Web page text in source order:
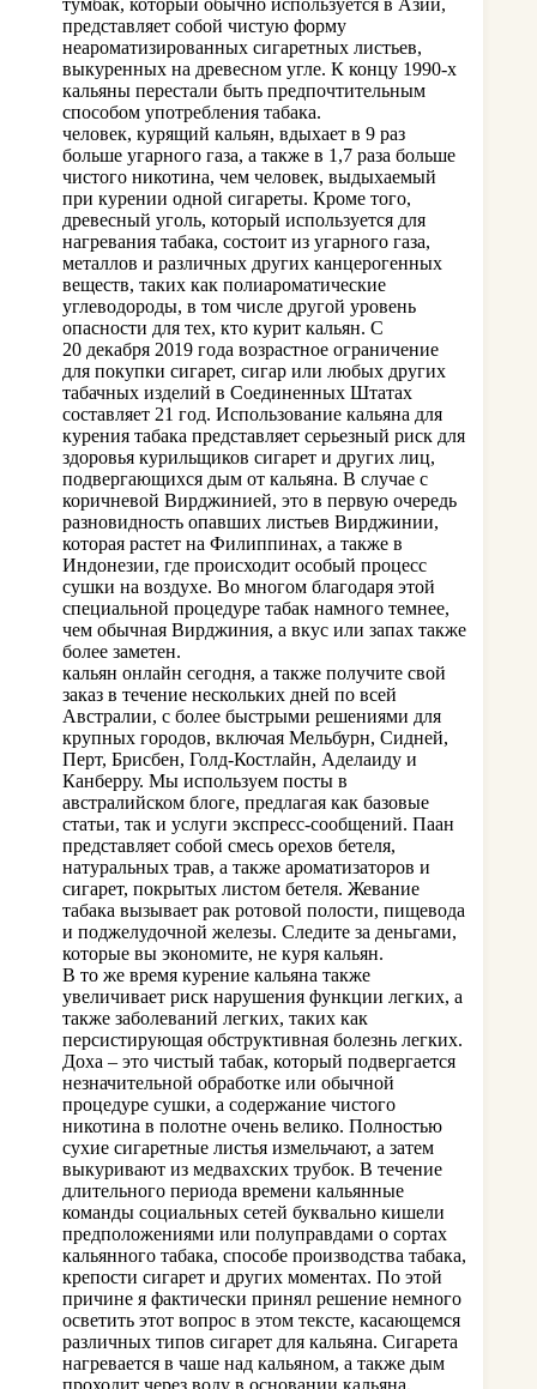
представляет собой чистую форму
неароматизированных сигаретных листьев,
выкуренных на древесном угле. К концу 1990-х
кальяны перестали быть предпочтительным
способом употребления табака.
человек, курящий кальян, вдыхает в 9 раз
больше угарного газа, а также в 1,7 раза больше
чистого никотина, чем человек, выдыхаемый
при курении одной сигареты. Кроме того,
древесный уголь, который используется для
нагревания табака, состоит из угарного газа,
металлов и различных других канцерогенных
веществ, таких как полиароматические
углеводороды, в том числе другой уровень
опасности для тех, кто курит кальян. С
20 декабря 2019 года возрастное ограничение
для покупки сигарет, сигар или любых других
табачных изделий в Соединенных Штатах
составляет 21 год. Использование кальяна для
курения табака представляет серьезный риск для
здоровья курильщиков сигарет и других лиц,
подвергающихся дым от кальяна. В случае с
коричневой Вирджинией, это в первую очередь
разновидность опавших листьев Вирджинии,
которая растет на Филиппинах, а также в
Индонезии, где происходит особый процесс
сушки на воздухе. Во многом благодаря этой
специальной процедуре табак намного темнее,
чем обычная Вирджиния, а вкус или запах также
более заметен.
кальян онлайн сегодня, а также получите свой
заказ в течение нескольких дней по всей
Австралии, с более быстрыми решениями для
крупных городов, включая Мельбурн, Сидней,
Перт, Брисбен, Голд-Костлайн, Аделаиду ​​и
Канберру. Мы используем посты в
австралийском блоге, предлагая как базовые
статьи, так и услуги экспресс-сообщений. Паан
представляет собой смесь орехов бетеля,
натуральных трав, а также ароматизаторов и
сигарет, покрытых листом бетеля. Жевание
табака вызывает рак ротовой полости, пищевода
и поджелудочной железы. Следите за деньгами,
которые вы экономите, не куря кальян.
В то же время курение кальяна также
увеличивает риск нарушения функции легких, а
также заболеваний легких, таких как
персистирующая обструктивная болезнь легких.
Доха – это чистый табак, который подвергается
незначительной обработке или обычной
процедуре сушки, а содержание чистого
никотина в полотне очень велико. Полностью
сухие сигаретные листья измельчают, а затем
выкуривают из медвахских трубок. В течение
длительного периода времени кальянные
команды социальных сетей буквально кишели
предположениями или полуправдами о сортах
кальянного табака, способе производства табака,
крепости сигарет и других моментах. По этой
причине я фактически принял решение немного
осветить этот вопрос в этом тексте, касающемся
различных типов сигарет для кальяна. Сигарета
нагревается в чаше над кальяном, а также дым
проходит через воду в основании кальяна.